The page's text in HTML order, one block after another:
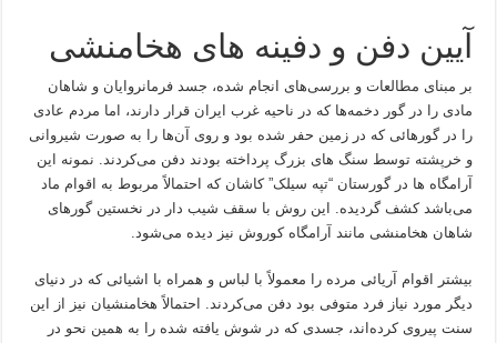
آیین دفن و دفینه های هخامنشی
بر مبنای مطالعات و بررسی‌های انجام شده، جسد فرمانروایان و شاهان
مادی را در گور دخمه‌ها که در ناحیه غرب ایران قرار دارند، اما مردم عادی
را در گورهائی که در زمین حفر شده بود و روی آن‌ها را به صورت شیروانی
و خرپشته توسط سنگ های بزرگ پرداخته بودند دفن می‌کردند. نمونه این
آرامگاه ها در گورستان “تپه سیلک” کاشان که احتمالاً مربوط به اقوام ماد
می‌باشد کشف گردیده. این روش با سقف شیب دار در نخستین گورهای
شاهان هخامنشی مانند آرامگاه کوروش نیز دیده می‌شود.
بیشتر اقوام آریائی مرده را معمولاً با لباس و همراه با اشیائی که در دنیای
دیگر مورد نیاز فرد متوفی بود دفن می‌کردند. احتمالاً هخامنشیان نیز از این
سنت پیروی کرده‌اند، جسدی که در شوش یافته شده را به همین نحو در